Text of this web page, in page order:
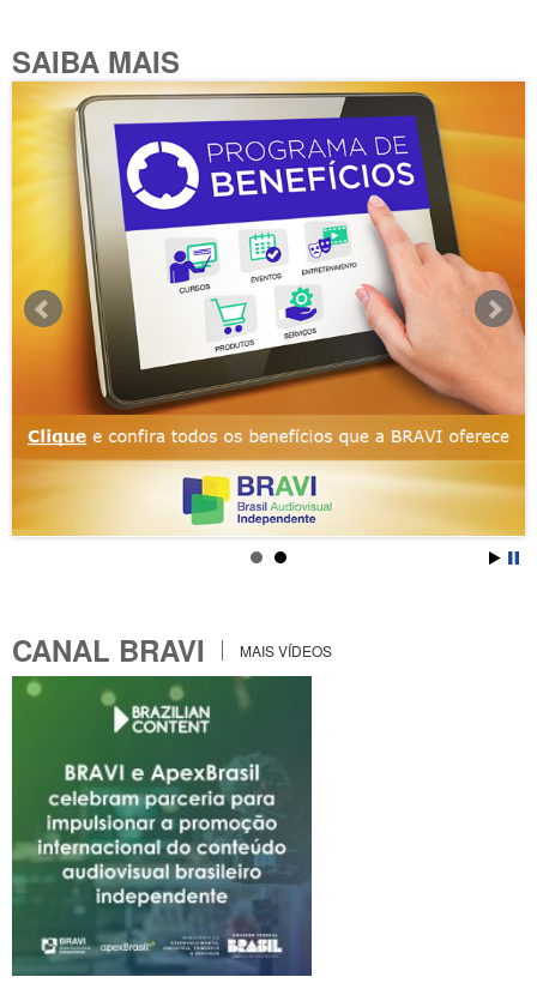
SAIBA MAIS
CANAL BRAVI MAIS VÍDEOS